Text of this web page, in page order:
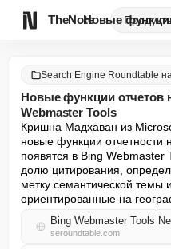
TheNote
Search Engine Roundtable
Новые функции отчетов
Webmaster Tools
Кришна Мадхаван из
новые функции отчетности
появятся в Bing
долю цитирования,
метку семантической темы
ориентированные на
Bing Webmaster Tools
seroundtable.com